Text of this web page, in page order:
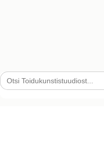
Search
for: